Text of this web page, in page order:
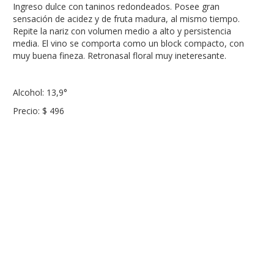
Ingreso dulce con taninos redondeados. Posee gran
sensación de acidez y de fruta madura, al mismo tiempo.
Repite la nariz con volumen medio a alto y persistencia
media. El vino se comporta como un block compacto, con
muy buena fineza. Retronasal floral muy ineteresante.
Alcohol: 13,9°
Precio: $ 496